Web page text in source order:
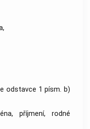
odstavce 1 písm. b)
příjmení, rodné